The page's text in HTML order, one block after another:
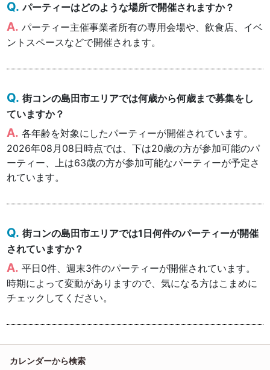
パーティーはどのような場所で開催されますか？
パーティー主催事業者所有の専用会場や、飲食店、イベ
ントスペースなどで開催されます。
街コンの島田市エリアでは何歳から何歳まで募集をし
ていますか？
各年齢を対象にしたパーティーが開催されています。
2026年08月08日時点では、下は20歳の方が参加可能のパ
ーティー、上は63歳の方が参加可能なパーティーが予定さ
れています。
街コンの島田市エリアでは1日何件のパーティーが開催
されていますか？
平日0件、週末3件のパーティーが開催されています。
時期によって変動がありますので、気になる方はこまめに
チェックしてください。
カレンダーから検索